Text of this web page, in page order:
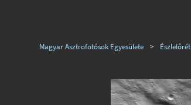
Magyar Asztrofotósok Egyesülete > Észlelőrét